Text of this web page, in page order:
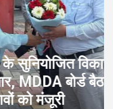
विकास को
बैठक में 25